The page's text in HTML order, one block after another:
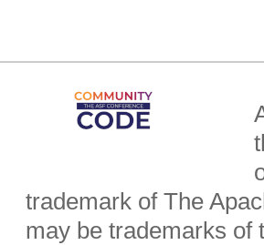
trademark of The
may be trademarks of